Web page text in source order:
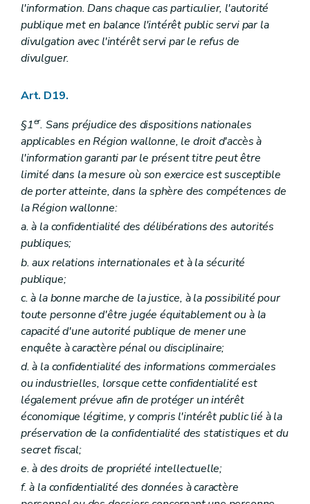
l'information. Dans chaque cas particulier, l'autorité
publique met en balance l'intérêt public servi par la
divulgation avec l'intérêt servi par le refus de
divulguer.
Art. D19.
§1er. Sans préjudice des dispositions nationales
applicables en Région wallonne, le droit d'accès à
l'information garanti par le présent titre peut être
limité dans la mesure où son exercice est susceptible
de porter atteinte, dans la sphère des compétences de
la Région wallonne:
a. à la confidentialité des délibérations des autorités
publiques;
b. aux relations internationales et à la sécurité
publique;
c. à la bonne marche de la justice, à la possibilité pour
toute personne d'être jugée équitablement ou à la
capacité d'une autorité publique de mener une
enquête à caractère pénal ou disciplinaire;
d. à la confidentialité des informations commerciales
ou industrielles, lorsque cette confidentialité est
légalement prévue afin de protéger un intérêt
économique légitime, y compris l'intérêt public lié à la
préservation de la confidentialité des statistiques et du
secret fiscal;
e. à des droits de propriété intellectuelle;
f. à la confidentialité des données à caractère